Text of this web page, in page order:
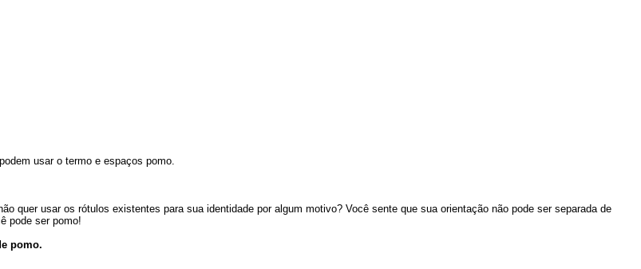
usar o termo e espaços pomo.
quer usar os rótulos existentes para sua identidade por algum motivo? Você sente que sua orientação não pode ser separada de
pode ser pomo!
pomo.